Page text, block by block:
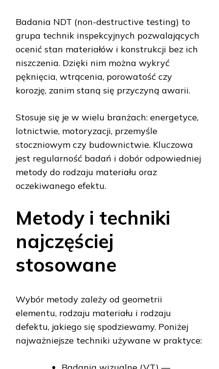
Badania NDT (non-destructive testing) to
grupa technik inspekcyjnych pozwalających
ocenić stan materiałów i konstrukcji bez ich
niszczenia. Dzięki nim można wykryć
pęknięcia, wtrącenia, porowatość czy
korozję, zanim staną się przyczyną awarii.
Stosuje się je w wielu branżach: energetyce,
lotnictwie, motoryzacji, przemyśle
stoczniowym czy budownictwie. Kluczowa
jest regularność badań i dobór odpowiedniej
metody do rodzaju materiału oraz
oczekiwanego efektu.
Metody i techniki
najczęściej
stosowane
Wybór metody zależy od geometrii
elementu, rodzaju materiału i rodzaju
defektu, jakiego się spodziewamy. Poniżej
najważniejsze techniki używane w praktyce: